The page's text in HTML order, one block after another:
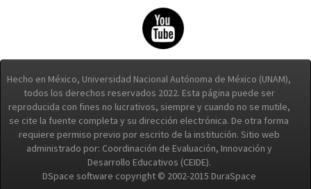
Hecho en México, Universidad Nacional Autónoma de México (UNAM),
todos los derechos reservados 2022. Esta página puede ser
reproducida con fines no lucrativos, siempre y cuando no se mutile,
se cite la fuente completa y su dirección electrónica. De otra forma
requiere permiso previo por escrito de la institución. Sitio web
administrado por: Coordinación de Evaluación, Innovación y
Desarrollo Educativos (CEIDE).
DSpace software copyright © 2002-2015 DuraSpace